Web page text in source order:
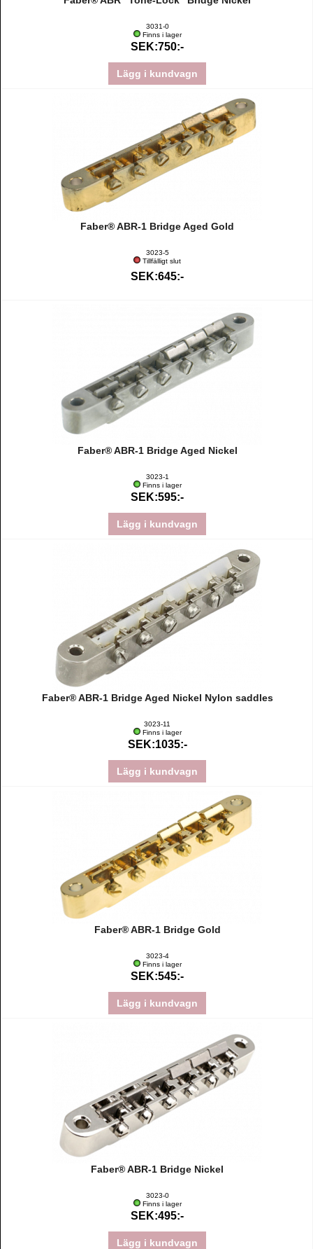
3031-0
Finns i lager
SEK:750:-
Lägg i kundvagn
Faber® ABR-1 Bridge Aged Gold
3023-5
Tillfälligt slut
SEK:645:-
Faber® ABR-1 Bridge Aged Nickel
3023-1
Finns i lager
SEK:595:-
Lägg i kundvagn
Faber® ABR-1 Bridge Aged Nickel Nylon saddles
3023-11
Finns i lager
SEK:1035:-
Lägg i kundvagn
Faber® ABR-1 Bridge Gold
3023-4
Finns i lager
SEK:545:-
Lägg i kundvagn
Faber® ABR-1 Bridge Nickel
3023-0
Finns i lager
SEK:495:-
Lägg i kundvagn